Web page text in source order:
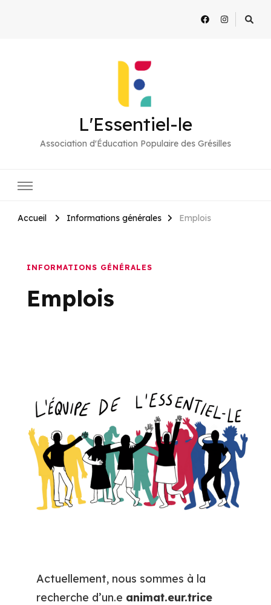
L'Essentiel-le
Association d'Éducation Populaire des Grésilles
Accueil Informations générales Emplois
INFORMATIONS GÉNÉRALES
Emplois
Actuellement, nous sommes à la
recherche d’un.e animat.eur.trice